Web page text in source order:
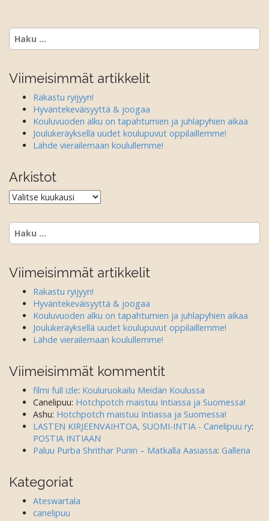
Haku:
Viimeisimmät artikkelit
Rakastu ryijyyn!
Hyväntekeväisyyttä & joogaa
Kouluvuoden alku on tapahtumien ja juhlapyhien aikaa
Joulukeräyksellä uudet koulupuvut oppilaillemme!
Lähde vierailemaan koulullemme!
Arkistot
Arkistot
Haku:
Viimeisimmät artikkelit
Rakastu ryijyyn!
Hyväntekeväisyyttä & joogaa
Kouluvuoden alku on tapahtumien ja juhlapyhien aikaa
Joulukeräyksellä uudet koulupuvut oppilaillemme!
Lähde vierailemaan koulullemme!
Viimeisimmät kommentit
filmi full izle: Kouluruokailu Meidän Koulussa
Canelipuu: Hotchpotch maistuu Intiassa ja Suomessa!
Ashu: Hotchpotch maistuu Intiassa ja Suomessa!
LASTEN KIRJEENVAIHTOA, SUOMI-INTIA - Canelipuu ry:
POSTIA INTIAAN
Paluu Purba Shrithar Puriin – Matkalla Aasiassa: Galleria
Kategoriat
Ateswartala
canelipuu